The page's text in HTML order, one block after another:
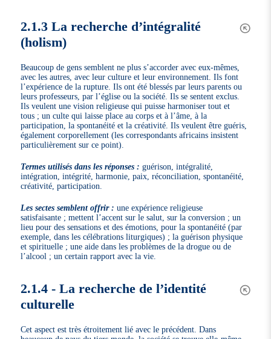
2.1.3 La recherche d’intégralité
(holism)
Beaucoup de gens semblent ne plus s’accorder avec eux-mêmes,
avec les autres, avec leur culture et leur environnement. Ils font
l’expérience de la rupture. Ils ont été blessés par leurs parents ou
leurs professeurs, par l’église ou la société. Ils se sentent exclus.
Ils veulent une vision religieuse qui puisse harmoniser tout et
tous ; un culte qui laisse place au corps et à l’âme, à la
participation, la spontanéité et la créativité. Ils veulent être guéris,
également corporellement (les correspondants africains insistent
particulièrement sur ce point).
Termes utilisés dans les réponses : guérison, intégralité,
intégration, intégrité, harmonie, paix, réconciliation, spontanéité,
créativité, participation.
Les sectes semblent offrir : une expérience religieuse
satisfaisante ; mettent l’accent sur le salut, sur la conversion ; un
lieu pour des sensations et des émotions, pour la spontanéité (par
exemple, dans les célébrations liturgiques) ; la guérison physique
et spirituelle ; une aide dans les problèmes de la drogue ou de
l’alcool ; un certain rapport avec la vie.
2.1.4 - La recherche de l’identité
culturelle
Cet aspect est très étroitement lié avec le précédent. Dans